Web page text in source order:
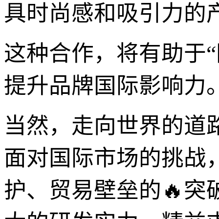
具时尚感和吸引力的
这种合作，将有助于
提升品牌国际影响力
当然，走向世界的道
面对国际市场的挑战
护、贸易壁垒的🔥突